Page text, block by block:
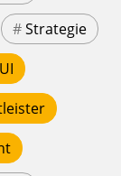
#Strategie